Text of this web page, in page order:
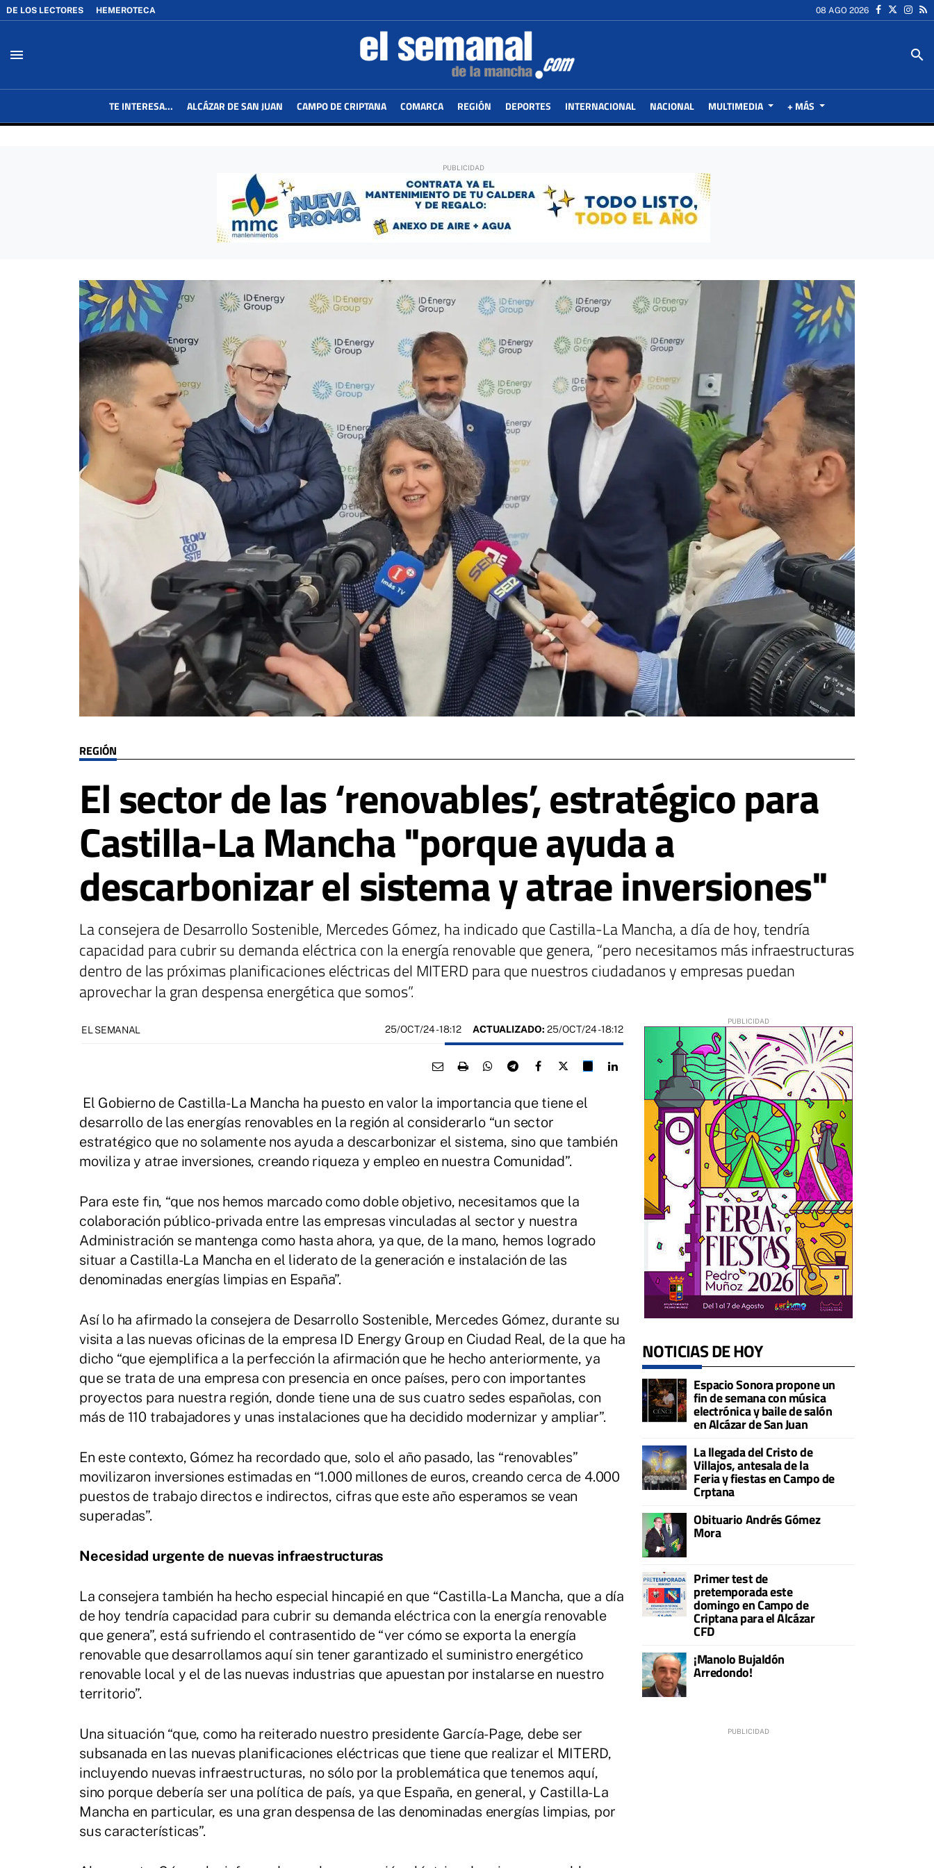
DE LOS LECTORES HEMEROTECA 08 AGO 2026
menu search
TE INTERESA... ALCÁZAR DE SAN JUAN CAMPO DE CRIPTANA COMARCA REGIÓN DEPORTES INTERNACIONAL NACIONAL MULTIMEDIA + MÁS
REGIÓN
El sector de las ‘renovables’, estratégico para
Castilla-La Mancha "porque ayuda a
descarbonizar el sistema y atrae inversiones"
La consejera de Desarrollo Sostenible, Mercedes Gómez, ha indicado que Castilla-La Mancha, a día de hoy, tendría
capacidad para cubrir su demanda eléctrica con la energía renovable que genera, “pero necesitamos más infraestructuras
dentro de las próximas planificaciones eléctricas del MITERD para que nuestros ciudadanos y empresas puedan
aprovechar la gran despensa energética que somos”.
EL SEMANAL 25/OCT/24- 18:12 ACTUALIZADO: 25/OCT/24 - 18:12
El Gobierno de Castilla-La Mancha ha puesto en valor la importancia que tiene el
desarrollo de las energías renovables en la región al considerarlo “un sector
estratégico que no solamente nos ayuda a descarbonizar el sistema, sino que también
moviliza y atrae inversiones, creando riqueza y empleo en nuestra Comunidad”.
Para este fin, “que nos hemos marcado como doble objetivo, necesitamos que la
colaboración público-privada entre las empresas vinculadas al sector y nuestra
Administración se mantenga como hasta ahora, ya que, de la mano, hemos logrado
situar a Castilla-La Mancha en el liderato de la generación e instalación de las
denominadas energías limpias en España”.
Así lo ha afirmado la consejera de Desarrollo Sostenible, Mercedes Gómez, durante su
visita a las nuevas oficinas de la empresa ID Energy Group en Ciudad Real, de la que ha
dicho “que ejemplifica a la perfección la afirmación que he hecho anteriormente, ya
que se trata de una empresa con presencia en once países, pero con importantes
proyectos para nuestra región, donde tiene una de sus cuatro sedes españolas, con
más de 110 trabajadores y unas instalaciones que ha decidido modernizar y ampliar”.
En este contexto, Gómez ha recordado que, solo el año pasado, las “renovables”
movilizaron inversiones estimadas en “1.000 millones de euros, creando cerca de 4.000
puestos de trabajo directos e indirectos, cifras que este año esperamos se vean
superadas”.
Necesidad urgente de nuevas infraestructuras
La consejera también ha hecho especial hincapié en que “Castilla-La Mancha, que a día
de hoy tendría capacidad para cubrir su demanda eléctrica con la energía renovable
que genera”, está sufriendo el contrasentido de “ver cómo se exporta la energía
renovable que desarrollamos aquí sin tener garantizado el suministro energético
renovable local y el de las nuevas industrias que apuestan por instalarse en nuestro
territorio”.
Una situación “que, como ha reiterado nuestro presidente García-Page, debe ser
subsanada en las nuevas planificaciones eléctricas que tiene que realizar el MITERD,
incluyendo nuevas infraestructuras, no sólo por la problemática que tenemos aquí,
sino porque debería ser una política de país, ya que España, en general, y Castilla-La
Mancha en particular, es una gran despensa de las denominadas energías limpias, por
sus características”.
NOTICIAS DE HOY
Espacio Sonora propone un
fin de semana con música
electrónica y baile de salón
en Alcázar de San Juan
La llegada del Cristo de
Villajos, antesala de la
Feria y fiestas en Campo de
Crptana
Obituario Andrés Gómez
Mora
Primer test de
pretemporada este
domingo en Campo de
Criptana para el Alcázar
CFD
¡Manolo Bujaldón
Arredondo!